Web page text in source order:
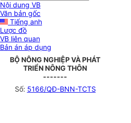
Nội dung VB
Văn bản gốc
Tiếng anh
Lược đồ
VB liên quan
Bản án áp dụng
BỘ NÔNG NGHIỆP VÀ PHÁT
TRIỂN NÔNG THÔN
-------
Số: 5166/QĐ-BNN-TCTS